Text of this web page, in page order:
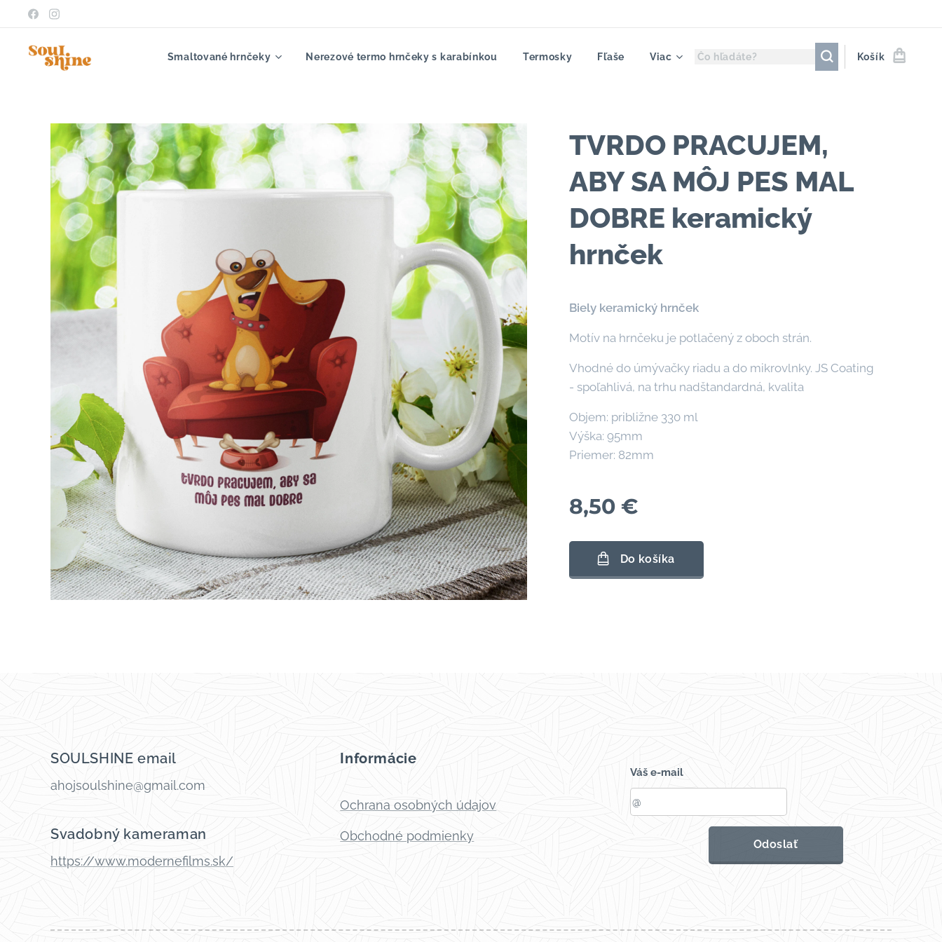
Smaltované hrnčeky Nerezové termo hrnčeky s karabínkou Termosky Fľaše Viac Košík
TVRDO PRACUJEM,
ABY SA MÔJ PES MAL
DOBRE keramický
hrnček
Biely keramický hrnček
Motív na hrnčeku je potlačený z oboch strán.
Vhodné do úmývačky riadu a do mikrovlnky. JS Coating
- spoľahlivá, na trhu nadštandardná, kvalita
Objem: približne 330 ml
Výška: 95mm
Priemer: 82mm
8,50 €
Do košíka
SOULSHINE email
ahojsoulshine@gmail.com
Svadobný kameraman
https://www.modernefilms.sk/
Informácie
Ochrana osobných údajov
Obchodné podmienky
Váš e-mail
Odoslať